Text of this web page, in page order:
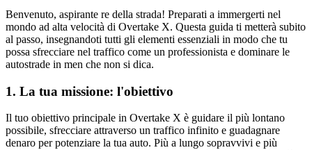
Benvenuto, aspirante re della strada! Preparati a immergerti nel
mondo ad alta velocità di Overtake X. Questa guida ti metterà subito
al passo, insegnandoti tutti gli elementi essenziali in modo che tu
possa sfrecciare nel traffico come un professionista e dominare le
autostrade in men che non si dica.
1. La tua missione: l'obiettivo
Il tuo obiettivo principale in Overtake X è guidare il più lontano
possibile, sfrecciare attraverso un traffico infinito e guadagnare
denaro per potenziare la tua auto. Più a lungo sopravvivi e più